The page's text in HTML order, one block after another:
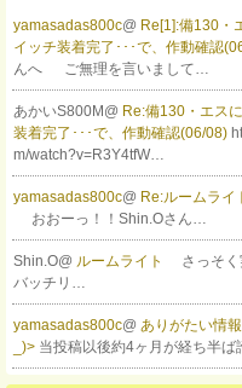
yamasadas800c@ Re[1]:備130・
イッチ装着完了･･･で、作動確認
んへ ご無理を言いまして…
あかいS800M@ Re:備130・エス
装着完了･･･で、作動確認(06/08)
m/watch?v=R3Y4tfW…
yamasadas800c@ Re:ルームライ
おおーっ！！Shin.Oさん…
Shin.O@ ルームライト
さっそく
バッチリ…
yamasadas800c@ ありがたい情
_)> 当投稿以後約4ヶ月が経ち半